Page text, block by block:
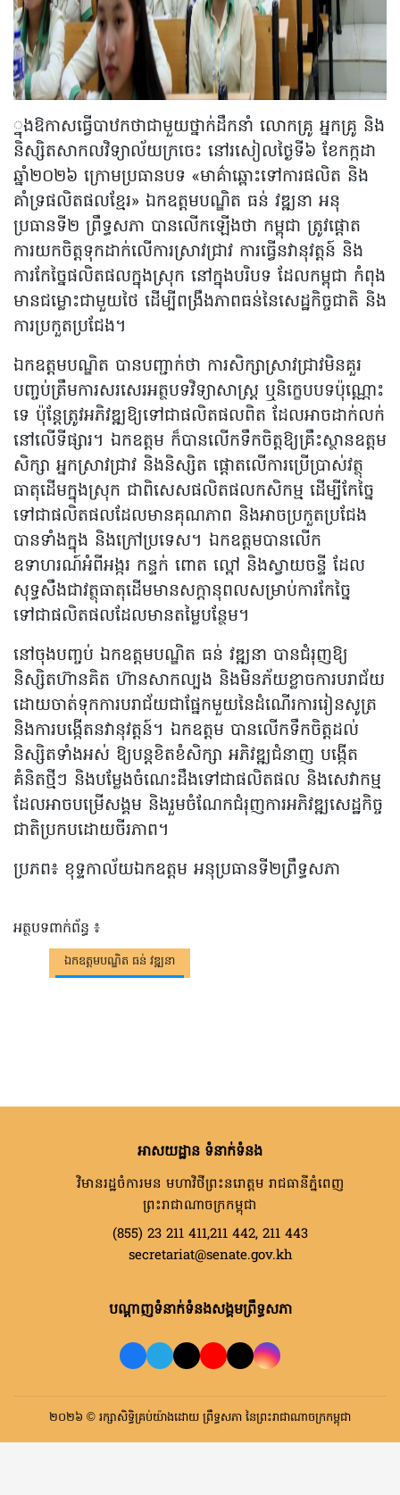
្នុងឱកាសធ្វើបាឋកថាជាមួយថ្នាក់ដឹកនាំ លោកគ្រូ អ្នកគ្រូ និង
និស្សិតសាកលវិទ្យាល័យក្រចេះ នៅរសៀលថ្ងៃទី៦ ខែកក្កដា
ឆ្នាំ២០២៦ ក្រោមប្រធានបទ «មាគ៌ាឆ្ពោះទៅការផលិត និង
គាំទ្រផលិតផលខ្មែរ» ឯកឧត្តមបណ្ឌិត ធន់ វឌ្ឍនា អនុ
ប្រធានទី២ ព្រឹទ្ធសភា បានលើកឡើងថា កម្ពុជា ត្រូវផ្តោត
ការយកចិត្តទុកដាក់លើការស្រាវជ្រាវ ការធ្វើនវានុវត្តន៍ និង
ការកែច្នៃផលិតផលក្នុងស្រុក នៅក្នុងបរិបទ ដែលកម្ពុជា កំពុង
មានជម្លោះជាមួយថៃ ដើម្បីពង្រឹងភាពធន់នៃសេដ្ឋកិច្ចជាតិ និង
ការប្រកួតប្រជែង។
ឯកឧត្តមបណ្ឌិត បានបញ្ជាក់ថា ការសិក្សាស្រាវជ្រាវមិនគួរ
បញ្ចប់ត្រឹមការសរសេរអត្ថបទវិទ្យាសាស្ត្រ ឬនិក្ខេបបទប៉ុណ្ណោះ
ទេ ប៉ុន្តែត្រូវអភិវឌ្ឍឱ្យទៅជាផលិតផលពិត ដែលអាចដាក់លក់
នៅលើទីផ្សារ។ ឯកឧត្តម ក៏បានលើកទឹកចិត្តឱ្យគ្រឹះស្ថានឧត្តម
សិក្សា អ្នកស្រាវជ្រាវ និងនិស្សិត ផ្តោតលើការប្រើប្រាស់វត្ថុ
ធាតុដើមក្នុងស្រុក ជាពិសេសផលិតផលកសិកម្ម ដើម្បីកែច្នៃ
ទៅជាផលិតផលដែលមានគុណភាព និងអាចប្រកួតប្រជែង
បានទាំងក្នុង និងក្រៅប្រទេស។ ឯកឧត្តមបានលើក
ឧទាហរណ៍អំពីអង្ករ កន្ទក់ ពោត ល្ពៅ និងស្វាយចន្ទី ដែល
សុទ្ធសឹងជាវត្ថុធាតុដើមមានសក្តានុពលសម្រាប់ការកែច្នៃ
ទៅជាផលិតផលដែលមានតម្លៃបន្ថែម។
នៅចុងបញ្ចប់ ឯកឧត្តមបណ្ឌិត ធន់ វឌ្ឍនា បានជំរុញឱ្យ
និស្សិតហ៊ានគិត ហ៊ានសាកល្បង និងមិនភ័យខ្លាចការបរាជ័យ
ដោយចាត់ទុកការបរាជ័យជាផ្នែកមួយនៃដំណើរការរៀនសូត្រ
និងការបង្កើតនវានុវត្តន៍។ ឯកឧត្តម បានលើកទឹកចិត្តដល់
និស្សិតទាំងអស់ ឱ្យបន្ដខិតខំសិក្សា អភិវឌ្ឍជំនាញ បង្កើត
គំនិតថ្មីៗ និងបម្លែងចំណេះដឹងទៅជាផលិតផល និងសេវាកម្ម
ដែលអាចបម្រើសង្គម និងរួមចំណែកជំរុញការអភិវឌ្ឍសេដ្ឋកិច្ច
ជាតិប្រកបដោយចីរភាព។
ប្រភព៖ ខុទ្ទកាល័យឯកឧត្តម អនុប្រធាន​ទី២ព្រឹទ្ធសភា​
អត្ថបទពាក់ព័ន្ធ ៖
ឯកឧត្តម​បណ្ឌិត ធន់ វឌ្ឍនា
អាសយដ្ឋាន ទំនាក់ទំនង
វិមានរដ្ឋចំការមន មហាវិថីព្រះនរោត្តម រាជធានីភ្នំពេញ
ព្រះរាជាណាចក្រកម្ពុជា
(855) 23 211 411,211 442, 211 443
secretariat@senate.gov.kh
បណ្តាញទំនាក់ទំនងសង្គមព្រឹទ្ធសភា
២០២៦ © រក្សាសិទ្ធិគ្រប់យ៉ាងដោយ ព្រឹទ្ធសភា នៃព្រះរាជាណាចក្រកម្ពុជា